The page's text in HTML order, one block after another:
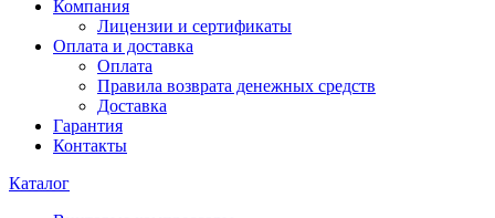
Компания
Лицензии и сертификаты
Оплата и доставка
Оплата
Правила возврата денежных средств
Доставка
Гарантия
Контакты
Каталог